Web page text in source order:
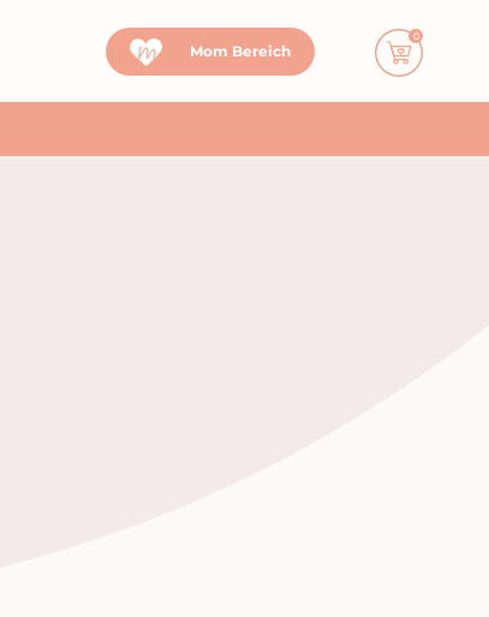
Mom Bereich